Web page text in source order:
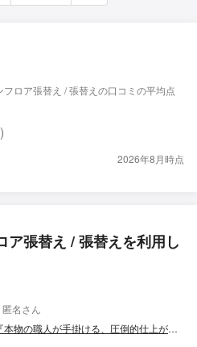
ロア張替え / 張替えの口コミの平均点
2026年8月時点
ア張替え / 張替えを利用し
名さん
【子育て世代の安心女性対応可】『本物の職人が手掛ける、圧倒的仕上がりと安心の施工